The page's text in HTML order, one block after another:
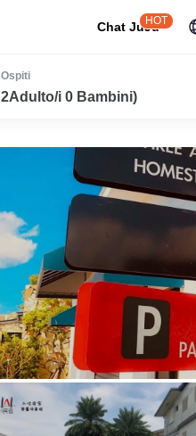
Chat JuJu
HOT
Ospiti
2Adulto/i 0 Bambini)